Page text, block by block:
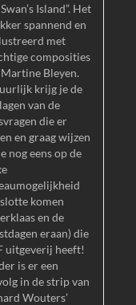
Island”. Het
spannend en
met
composities
Bleyen.
krijg je de
van de
die er
en graag wijzen
nog eens op de
komen
en de
eraan) die
uitgeverij heeft!
is er een
in de strip van
Wouters’